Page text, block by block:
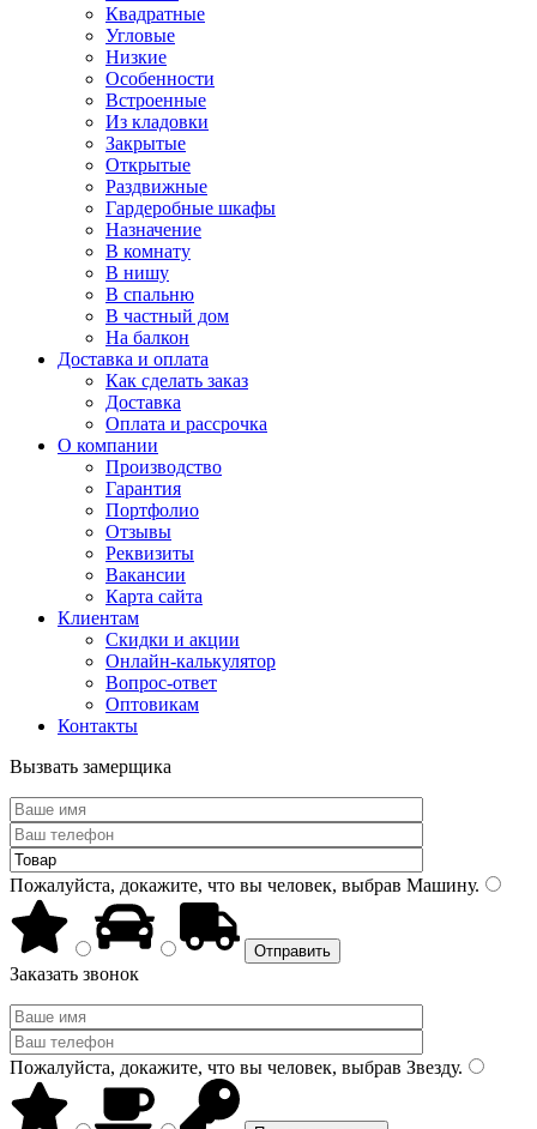
Квадратные
Угловые
Низкие
Особенности
Встроенные
Из кладовки
Закрытые
Открытые
Раздвижные
Гардеробные шкафы
Назначение
В комнату
В нишу
В спальню
В частный дом
На балкон
Доставка и оплата
Как сделать заказ
Доставка
Оплата и рассрочка
О компании
Производство
Гарантия
Портфолио
Отзывы
Реквизиты
Вакансии
Карта сайта
Клиентам
Скидки и акции
Онлайн-калькулятор
Вопрос-ответ
Оптовикам
Контакты
Вызвать замерщика
Пожалуйста, докажите, что вы человек, выбрав Машину.
Заказать звонок
Пожалуйста, докажите, что вы человек, выбрав Звезду.